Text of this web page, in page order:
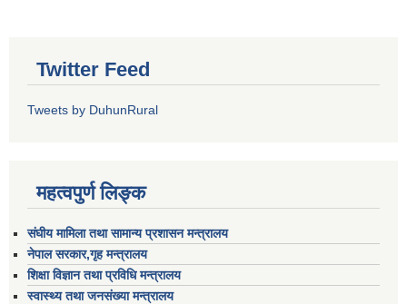
Twitter Feed
Tweets by DuhunRural
महत्वपुर्ण लिङ्क
संघीय मामिला तथा सामान्य प्रशासन मन्त्रालय
नेपाल सरकार,गृह मन्त्रालय
शिक्षा विज्ञान तथा प्रविधि मन्त्रालय
स्वास्थ्य तथा जनसंख्या मन्त्रालय